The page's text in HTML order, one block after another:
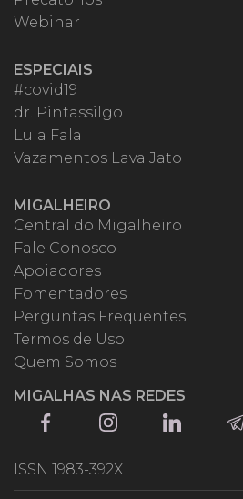
Webinar
ESPECIAIS
#covid19
dr. Pintassilgo
Lula Fala
Vazamentos Lava Jato
MIGALHEIRO
Central do Migalheiro
Fale Conosco
Apoiadores
Fomentadores
Perguntas Frequentes
Termos de Uso
Quem Somos
MIGALHAS NAS REDES
ISSN 1983-392X